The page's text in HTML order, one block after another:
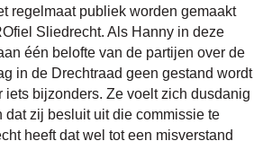
regelmaat publiek worden gemaakt
Sliedrecht. Als Hanny in deze
één belofte van de partijen over de
in de Drechtraad geen gestand wordt
iets bijzonders. Ze voelt zich dusdanig
dat zij besluit uit die commissie te
heeft dat wel tot een misverstand